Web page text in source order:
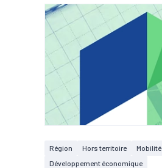
Région Hors territoire
Mobilité
Développement économique